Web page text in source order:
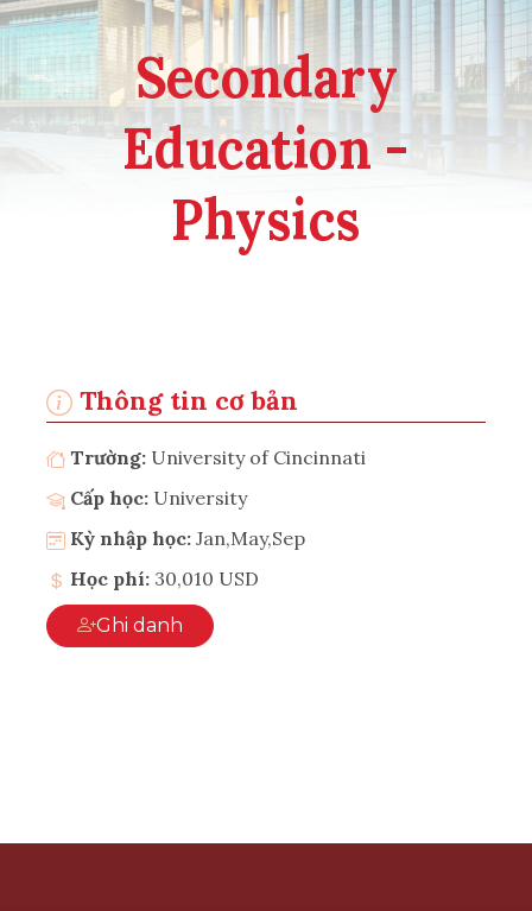
Secondary
Education -
Physics
Thông tin cơ bản
Trường: University of Cincinnati
Cấp học: University
Kỳ nhập học: Jan,May,Sep
Học phí: 30,010 USD
Ghi danh